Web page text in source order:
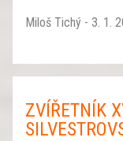
Miloš Tichý - 3. 1.
ZVÍŘETNÍK